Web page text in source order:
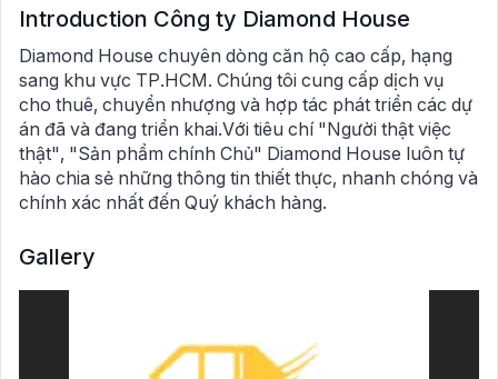
Introduction Công ty Diamond House
Diamond House chuyên dòng căn hộ cao cấp, hạng
sang khu vực TP.HCM. Chúng tôi cung cấp dịch vụ
cho thuê, chuyển nhượng và hợp tác phát triển các dự
án đã và đang triển khai.Với tiêu chí "Người thật việc
thật", "Sản phẩm chính Chủ" Diamond House luôn tự
hào chia sẻ những thông tin thiết thực, nhanh chóng và
chính xác nhất đến Quý khách hàng.
Gallery